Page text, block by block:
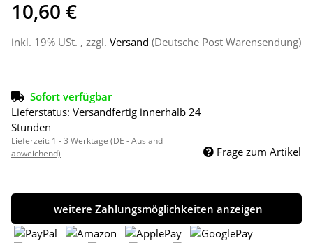
10,60 €
inkl. 19% USt. , zzgl. Versand (Deutsche Post Warensendung)
Sofort verfügbar
Lieferstatus: Versandfertig innerhalb 24
Stunden
Lieferzeit: 1 - 3 Werktage (DE - Ausland
abweichend)
Frage zum Artikel
weitere Zahlungsmöglichkeiten anzeigen